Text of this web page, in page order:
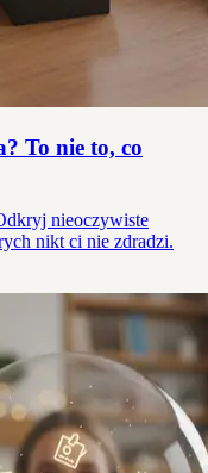
To nie to, co
nieoczywiste
nikt ci nie zdradzi.